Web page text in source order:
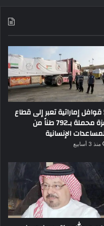
5 قوافل إماراتية تعبر إلى قطاع
غزة محملة بـ792 طناً من
الإنسانية
منذ 3 أسابيع